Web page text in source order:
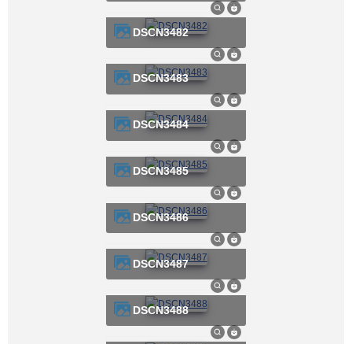
DSCN3482
DSCN3483
DSCN3484
DSCN3485
DSCN3486
DSCN3487
DSCN3488